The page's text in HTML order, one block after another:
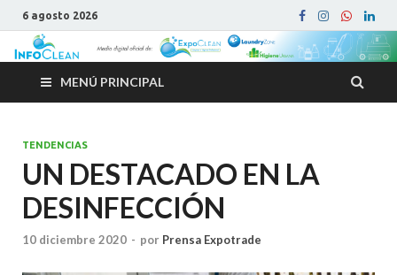
6 agosto 2026
MENÚ PRINCIPAL
TENDENCIAS
UN DESTACADO EN LA
DESINFECCIÓN
10 diciembre 2020 - por Prensa Expotrade